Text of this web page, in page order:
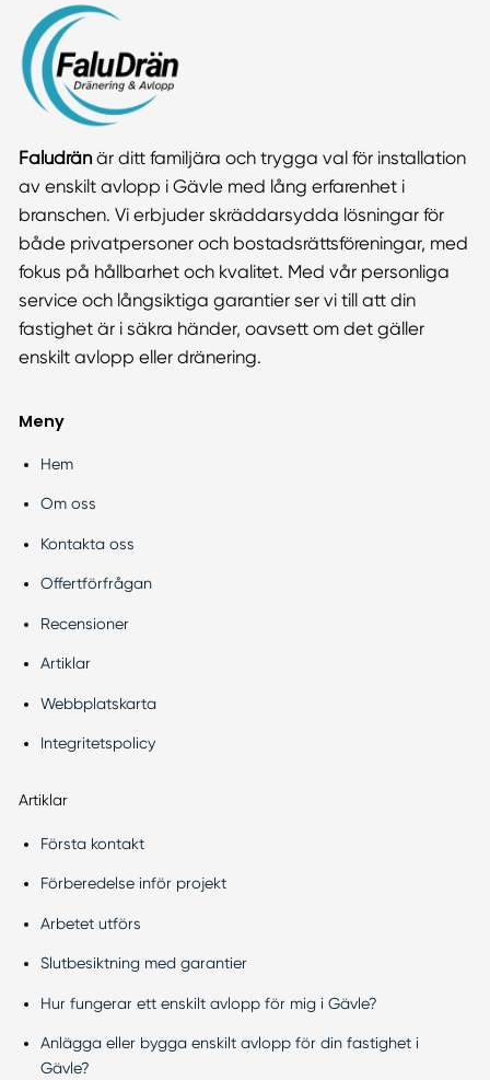
Faludränär ditt familjära och trygga val för installation
av enskilt avlopp i Gävle med lång erfarenhet i
branschen. Vi erbjuder skräddarsydda lösningar för
både privatpersoner och bostadsrättsföreningar, med
fokus på hållbarhet och kvalitet. Med vår personliga
service och långsiktiga garantier ser vi till att din
fastighet är i säkra händer, oavsett om det gäller
enskilt avlopp eller dränering.
Meny
Hem
Om oss
Kontakta oss
Offertförfrågan
Recensioner
Artiklar
Webbplatskarta
Integritetspolicy
Artiklar
Första kontakt
Förberedelse inför projekt
Arbetet utförs
Slutbesiktning med garantier
Hur fungerar ett enskilt avlopp för mig i Gävle?
Anlägga eller bygga enskilt avlopp för din fastighet i
Gävle?